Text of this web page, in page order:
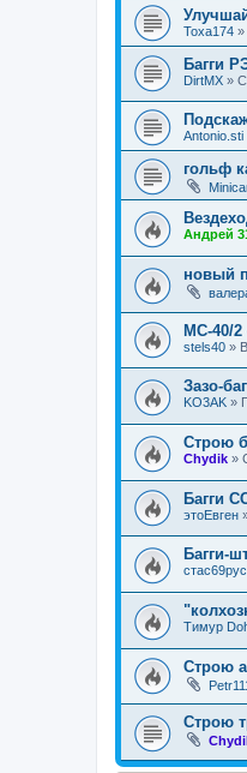
Toxa174 »
Багги
DirtMX »
Antonio.sti
гольф
Андрей
новый
МС-40/2
stels40 »
Зазо-
KO3AK »
Строю
Chydik »
Багги
этоЕвген
Багги-
стас69рус
Тимур
Строю
Строю